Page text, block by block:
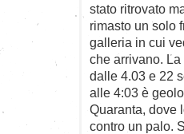
stato ritrovato
rimasto un solo
galleria in cui
che arrivano.
dalle 4.03 e 22
alle 4:03 è
Quaranta, dove
contro un palo.